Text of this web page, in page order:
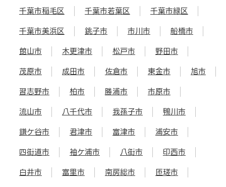
千葉市稲毛区 千葉市若葉区 千葉市緑区
千葉市美浜区 銚子市 市川市 船橋市
館山市 木更津市 松戸市 野田市
茂原市 成田市 佐倉市 東金市 旭市
習志野市 柏市 勝浦市 市原市
流山市 八千代市 我孫子市 鴨川市
鎌ケ谷市 君津市 富津市 浦安市
四街道市 袖ケ浦市 八街市 印西市
白井市 富里市 南房総市 匝瑳市